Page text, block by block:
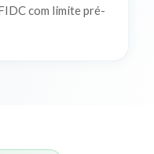
com limite pré-